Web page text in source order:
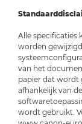
Alle specificaties
worden
van het
papier dat wordt
afhankelijk van
wordt gebruikt.